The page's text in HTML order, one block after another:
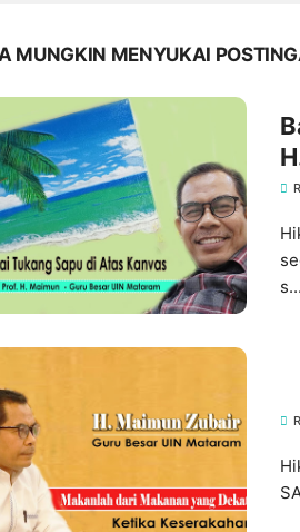
MUNGKIN MENYUKAI
s...